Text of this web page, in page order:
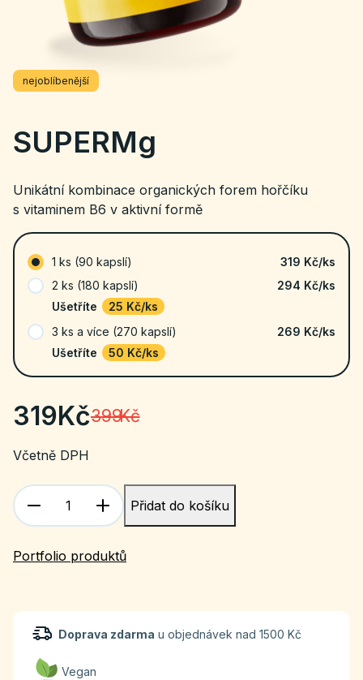
nejoblíbenější
SUPERMg
Unikátní kombinace organických forem hořčíku
s vitaminem B6 v aktivní formě
1 ks (90 kapslí) 319 Kč/ks
2 ks (180 kapslí)
294 Kč/ks
Ušetříte
25 Kč/ks
3 ks a více (270 kapslí)
269 Kč/ks
Ušetříte
50 Kč/ks
319Kč399Kč
Včetně DPH
Přidat do košíku
Portfolio produktů
Doprava zdarma u objednávek nad 1500 Kč
Vegan